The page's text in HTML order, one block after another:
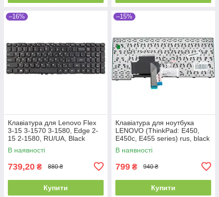
–16%
Клавіатура для Lenovo Flex
3-15 3-1570 3-1580, Edge 2-
15 2-1580, RU/UA, Black
В наявності
739,20 ₴ 880 ₴
Купити
–15%
Клавіатура для ноутбука
LENOVO (ThinkPad: E450,
E450c, E455 series) rus, black
В наявності
799 ₴ 940 ₴
Купити